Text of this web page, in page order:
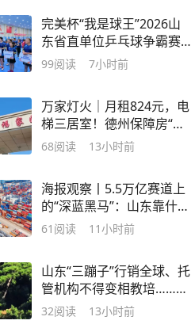
完美杯“我是球王”2026山
东省直单位乒乓球争霸赛
活力开赛
99阅读 7小时前
万家灯火｜月租824元，电
梯三居室！德州保障房“上
新”，拎包入住
68阅读 13小时前
海报观察丨5.5万亿赛道上
的“深蓝黑马”：山东靠什么
点燃海洋经济“强引擎”？
61 阅读 11小时前
山东“三蹦子”行销全球、托
管机构不得变相教培……AI
主播带你读大众日报
32阅读 13小时前